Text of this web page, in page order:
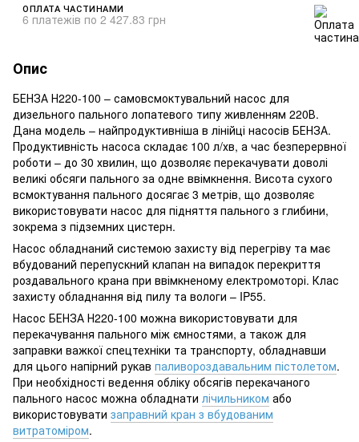
ОПЛАТА ЧАСТИНАМИ
6 платежів по 2 427.83 грн
Опис
БЕНЗА Н220-100 – самовсмоктувальний насос для
дизельного пального лопатевого типу живленням 220В.
Дана модель – найпродуктивніша в лінійці насосів БЕНЗА.
Продуктивність насоса складає 100 л/хв, а час безперервної
роботи – до 30 хвилин, що дозволяє перекачувати доволі
великі обсяги пального за одне ввімкнення. Висота сухого
всмоктування пального досягає 3 метрів, що дозволяє
використовувати насос для підняття пального з глибини,
зокрема з підземних цистерн.
Насос обладнаний системою захисту від перегріву та має
вбудований перепускний клапан на випадок перекриття
роздавального крана при ввімкненому електромоторі. Клас
захисту обладнання від пилу та вологи – IP55.
Насос БЕНЗА Н220-100 можна використовувати для
перекачування пального між ємностями, а також для
заправки важкої спецтехніки та транспорту, обладнавши
для цього напірний рукав паливороздавальним пістолетом.
При необхідності ведення обліку обсягів перекачаного
пального насос можна обладнати лічильником або
використовувати заправний кран з вбудованим
витратоміром.